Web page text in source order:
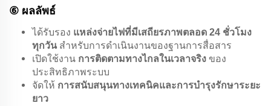
⑥ ผลลัพธ์
ได้รับรอง แหล่งจ่ายไฟที่มีเสถียรภาพตลอด 24 ชั่วโมง
ทุกวัน สำหรับการดำเนินงานของฐานการสื่อสาร
เปิดใช้งาน การติดตามทางไกลในเวลาจริง ของ
ประสิทธิภาพระบบ
จัดให้ การสนับสนุนทางเทคนิคและการบำรุงรักษาระยะ
ยาว